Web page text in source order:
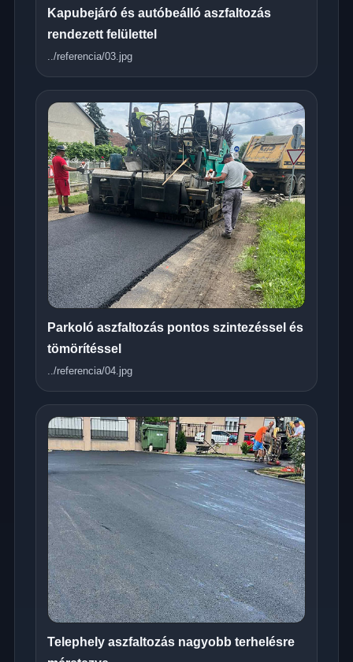
Kapubejáró és autóbeálló aszfaltozás
rendezett felülettel
../referencia/03.jpg
Parkoló aszfaltozás pontos szintezéssel és
tömörítéssel
../referencia/04.jpg
Telephely aszfaltozás nagyobb terhelésre